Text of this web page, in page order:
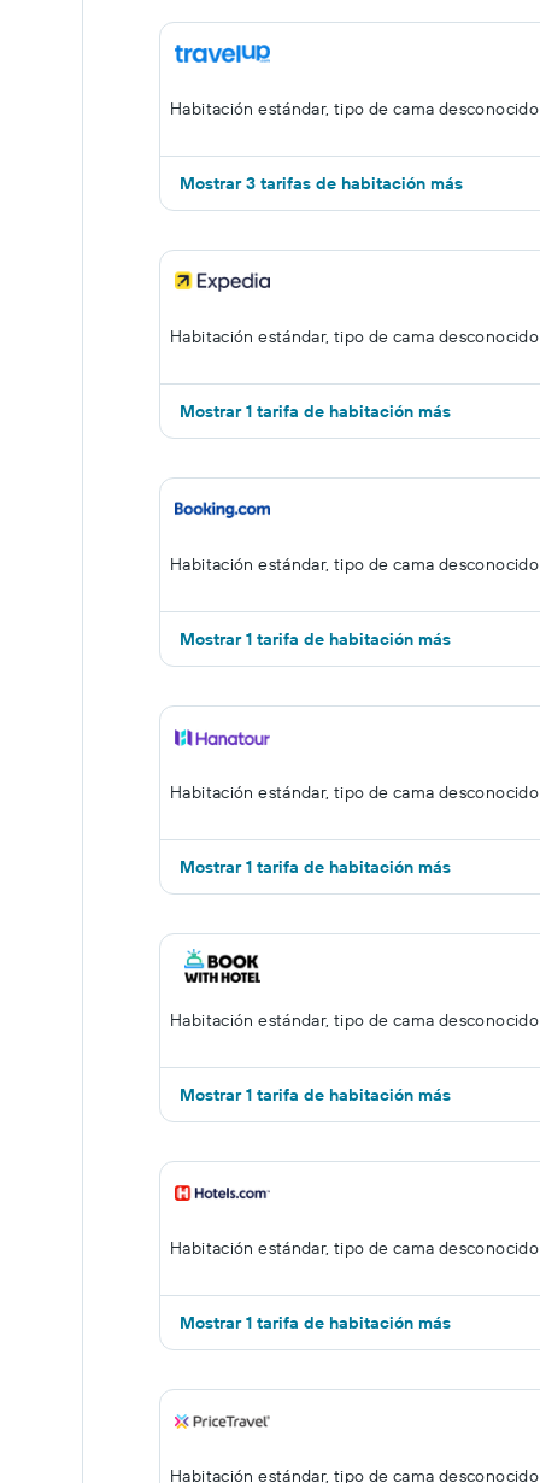
Habitación estándar, tipo de cama desconocido
Mostrar 3 tarifas de habitación más
Habitación estándar, tipo de cama desconocido
Mostrar 1 tarifa de habitación más
Habitación estándar, tipo de cama desconocido
Mostrar 1 tarifa de habitación más
Habitación estándar, tipo de cama desconocido
Mostrar 1 tarifa de habitación más
Habitación estándar, tipo de cama desconocido
Mostrar 1 tarifa de habitación más
Habitación estándar, tipo de cama desconocido
Mostrar 1 tarifa de habitación más
Habitación estándar, tipo de cama desconocido